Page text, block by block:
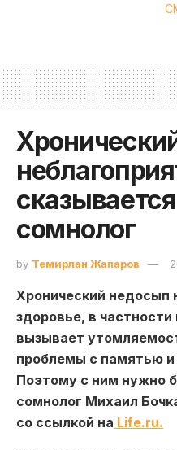
сомнолог
by Темирлан Жапаров
Хронический недосып
здоровье, в
вызывает
проблемы с памятью и
Поэтому с ним нужно
сомнолог Михаил
со ссылкой на Life.ru.